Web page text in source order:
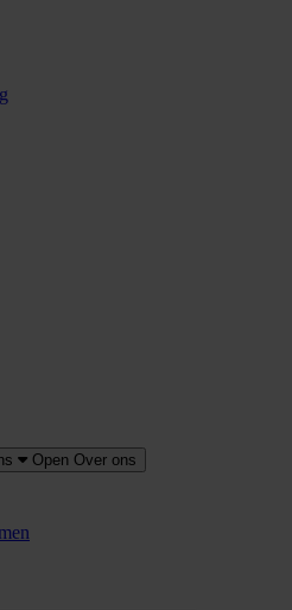
Open Over ons